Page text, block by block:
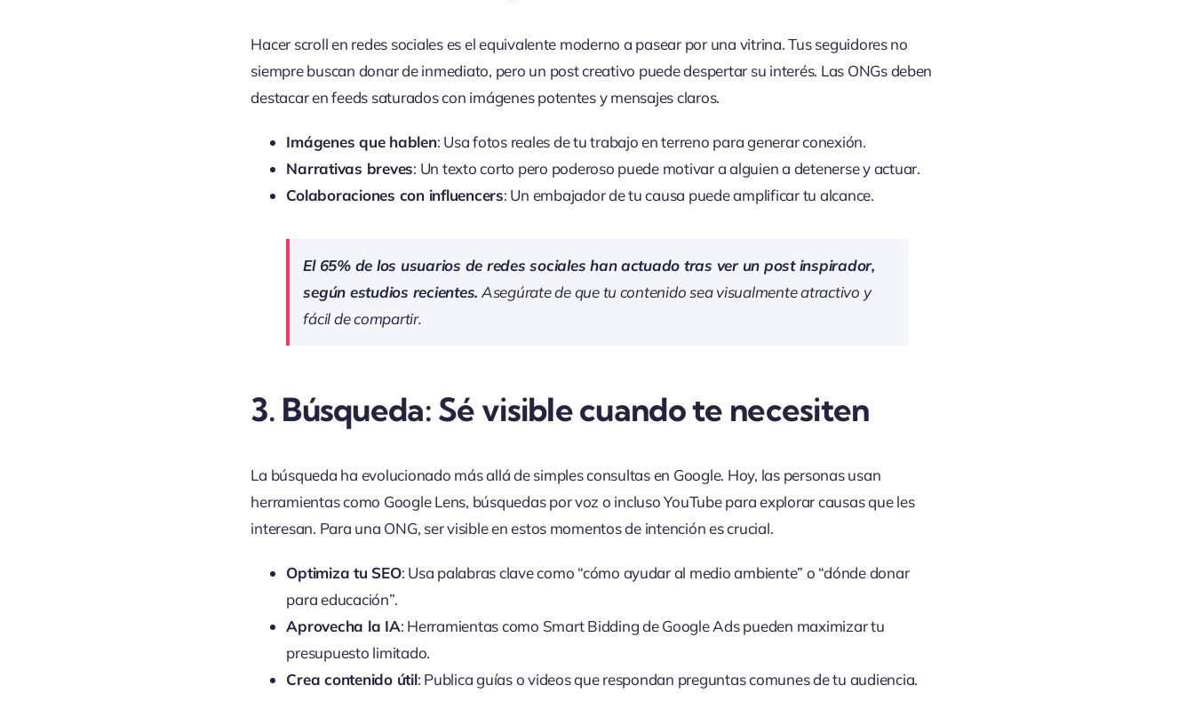
Hacer scroll en redes sociales es el equivalente moderno a pasear por una vitrina. Tus seguidores no
siempre buscan donar de inmediato, pero un post creativo puede despertar su interés. Las ONGs deben
destacar en feeds saturados con imágenes potentes y mensajes claros.
Imágenes que hablen: Usa fotos reales de tu trabajo en terreno para generar conexión.
Narrativas breves: Un texto corto pero poderoso puede motivar a alguien a detenerse y actuar.
Colaboraciones con influencers: Un embajador de tu causa puede amplificar tu alcance.
El 65% de los usuarios de redes sociales han actuado tras ver un post inspirador,
según estudios recientes.Asegúrate de que tu contenido sea visualmente atractivo y
fácil de compartir.
3. Búsqueda: Sé visible cuando te necesiten
La búsqueda ha evolucionado más allá de simples consultas en Google. Hoy, las personas usan
herramientas como Google Lens, búsquedas por voz o incluso YouTube para explorar causas que les
interesan. Para una ONG, ser visible en estos momentos de intención es crucial.
Optimiza tu SEO: Usa palabras clave como “cómo ayudar al medio ambiente” o “dónde donar
para educación”.
Aprovecha la IA: Herramientas como Smart Bidding de Google Ads pueden maximizar tu
presupuesto limitado.
Crea contenido útil: Publica guías o videos que respondan preguntas comunes de tu audiencia.